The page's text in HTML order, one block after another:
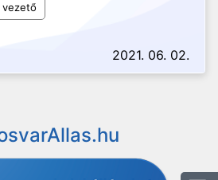
vezető
2021. 06. 02.